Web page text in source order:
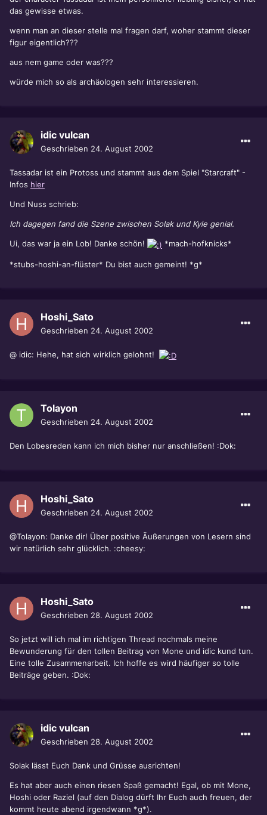
das gewisse etwas.
wenn man an dieser stelle mal fragen darf, woher stammt dieser
figur eigentlich???
aus nem game oder was???
würde mich so als archäologen sehr interessieren.
idic vulcan
Geschrieben 24. August 2002
Tassadar ist ein Protoss und stammt aus dem Spiel "Starcraft" -
Infos hier
Und Nuss schrieb:
Ich dagegen fand die Szene zwischen Solak und Kyle genial.
Ui, das war ja ein Lob! Danke schön! *mach-hofknicks*
*stubs-hoshi-an-flüster* Du bist auch gemeint! *g*
Hoshi_Sato
Geschrieben 24. August 2002
@ idic: Hehe, hat sich wirklich gelohnt!
Tolayon
Geschrieben 24. August 2002
Den Lobesreden kann ich mich bisher nur anschließen! :Dok:
Hoshi_Sato
Geschrieben 24. August 2002
@Tolayon: Danke dir! Über positive Äußerungen von Lesern sind
wir natürlich sehr glücklich. :cheesy:
Hoshi_Sato
Geschrieben 28. August 2002
So jetzt will ich mal im richtigen Thread nochmals meine
Bewunderung für den tollen Beitrag von Mone und idic kund tun.
Eine tolle Zusammenarbeit. Ich hoffe es wird häufiger so tolle
Beiträge geben. :Dok:
idic vulcan
Geschrieben 28. August 2002
Solak lässt Euch Dank und Grüsse ausrichten!
Es hat aber auch einen riesen Spaß gemacht! Egal, ob mit Mone,
Hoshi oder Raziel (auf den Dialog dürft Ihr Euch auch freuen, der
kommt heute abend irgendwann *g*).